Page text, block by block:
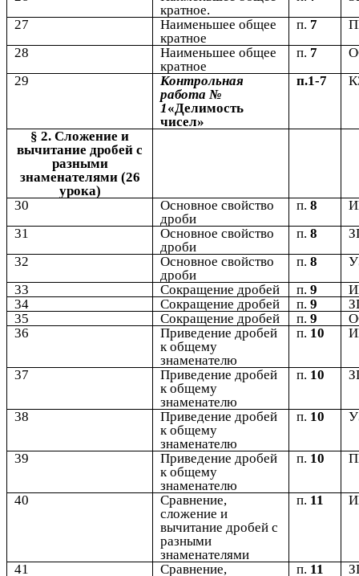
кратное.
27
Наименьшее общее
кратное
п. 7
28
Наименьшее общее
кратное
п. 7
29
Контрольная
работа №
1«Делимость
чисел»
п.1-7
§ 2. Сложение и
вычитание дробей с
разными
знаменателями (26
урока)
30
Основное свойство
дроби
п.8
31
Основное свойство
дроби
п.8
32
Основное свойство
дроби
п.8
33
Сокращение дробей п.9
34
Сокращение дробей п.9
35
Сокращение дробей п.9
36
Приведение дробей
к общему
знаменателю
п. 10
37
Приведение дробей
к общему
знаменателю
п. 10
38
Приведение дробей
к общему
знаменателю
п. 10
39
Приведение дробей
к общему
знаменателю
п. 10
40
Сравнение,
сложение и
вычитание дробей с
разными
знаменателями
п. 11
41
Сравнение,
п. 11